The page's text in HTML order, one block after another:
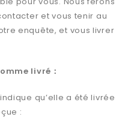
et vous tenir au
enquête, et vous livrer
livré：
qu’elle a été livrée
: